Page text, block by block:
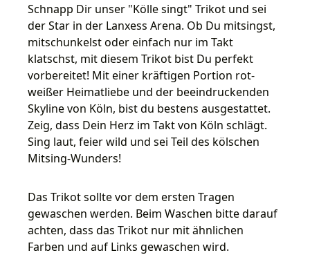
Schnapp Dir unser "Kölle singt" Trikot und sei
der Star in der Lanxess Arena. Ob Du mitsingst,
mitschunkelst oder einfach nur im Takt
klatschst, mit diesem Trikot bist Du perfekt
vorbereitet! Mit einer kräftigen Portion rot-
weißer Heimatliebe und der beeindruckenden
Skyline von Köln, bist du bestens ausgestattet.
Zeig, dass Dein Herz im Takt von Köln schlägt.
Sing laut, feier wild und sei Teil des kölschen
Mitsing-Wunders!
Das Trikot sollte vor dem ersten Tragen
gewaschen werden. Beim Waschen bitte darauf
achten, dass das Trikot nur mit ähnlichen
Farben und auf Links gewaschen wird.